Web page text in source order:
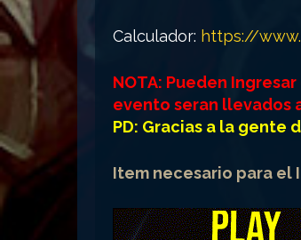
Calculador: https://
NOTA: Pueden
evento seran llevados
PD: Gracias a la gente
Item necesario para el